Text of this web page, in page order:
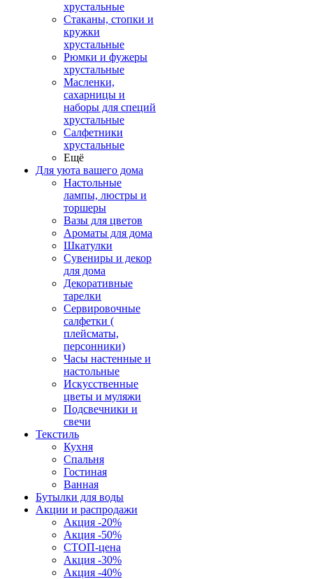
хрустальные
Стаканы, стопки и
кружки
хрустальные
Рюмки и фужеры
хрустальные
Масленки,
сахарницы и
наборы для специй
хрустальные
Салфетники
хрустальные
Ещё
Для уюта вашего дома
Настольные
лампы, люстры и
торшеры
Вазы для цветов
Ароматы для дома
Шкатулки
Сувениры и декор
для дома
Декоративные
тарелки
Сервировочные
салфетки (
плейсматы,
персонники)
Часы настенные и
настольные
Искусственные
цветы и муляжи
Подсвечники и
свечи
Текстиль
Кухня
Спальня
Гостиная
Ванная
Бутылки для воды
Акции и распродажи
Акция -20%
Акция -50%
СТОП-цена
Акция -30%
Акция -40%